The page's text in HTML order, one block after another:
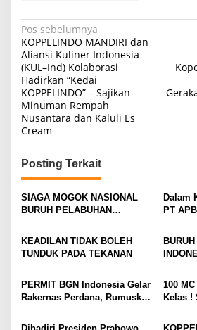
N
a
v
i
g
a
i
p
o
Pos sebelumnya
KOPPELINDO MANDIRI dan
Aliansi Kuliner Indonesia
(KUL–Ind) Kolaborasi
Hadirkan “Kedai
KOPPELINDO” – Sajikan
Minuman Rempah
Nusantara dan Kaluli Es
Cream
Posting Terkait
SIAGA MOGOK NASIONAL
BURUH PELABUHAN
DIMINTA SERIUSI TUNTUTAN
BURUH PELABUHAN,
PELABUHAN INDONESIA
TERUS DIPERKUAT
Dalam
PT
Jangan
KEADILAN TIDAK BOLEH
TUNDUK PADA TEKANAN
PERMIT BGN Indonesia Gelar
Rakernas Perdana, Rumuskan
Penguatan Program Makan
100
Kelas !
Pihak